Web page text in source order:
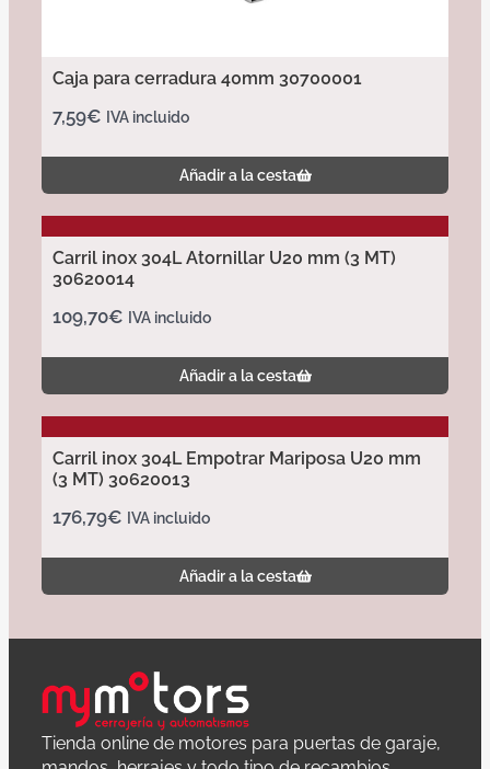
Caja para cerradura 40mm 30700001
7,59€ IVA incluido
Añadir a la cesta
Carril inox 304L Atornillar U20 mm (3 MT)
30620014
109,70€ IVA incluido
Añadir a la cesta
Carril inox 304L Empotrar Mariposa U20 mm
(3 MT) 30620013
176,79€ IVA incluido
Añadir a la cesta
Tienda online de motores para puertas de garaje,